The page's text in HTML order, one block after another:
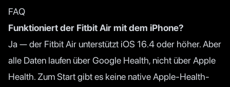
FAQ
Funktioniert der Fitbit Air mit dem iPhone?
Ja — der Fitbit Air unterstützt iOS 16.4 oder höher. Aber
alle Daten laufen über Google Health, nicht über Apple
Health. Zum Start gibt es keine native Apple-Health-